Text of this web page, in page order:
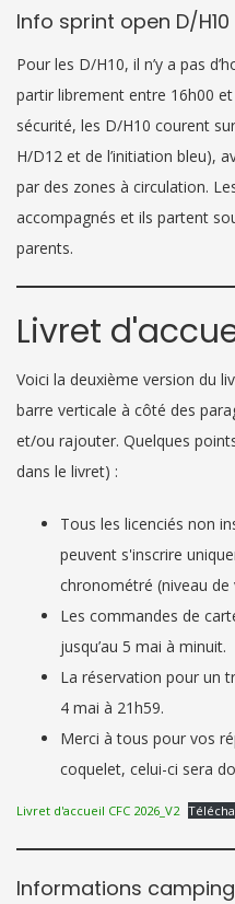
Info sprint open D/H10
Pour les D/H10, il n’y a pas
partir librement entre 16h00
sécurité, les D/H10 courent
H/D12 et de l’initiation bleu),
par des zones à circulation.
accompagnés et ils partent
parents.
Livret
Voici la deuxième version du
barre verticale à côté des
et/ou rajouter. Quelques
dans le livret) :
Tous les licenciés non
peuvent s'inscrire
chronométré (niveau de
Les commandes de
jusqu’au 5 mai à minuit.
La réservation pour un
4 mai à 21h59.
Merci à tous pour vos
coquelet, celui-ci sera
Livret d'accueil CFC 2026_V2
Informations